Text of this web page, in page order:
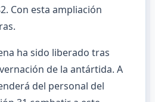
Con esta ampliación
ha sido liberado tras
de la antártida. A
del personal del